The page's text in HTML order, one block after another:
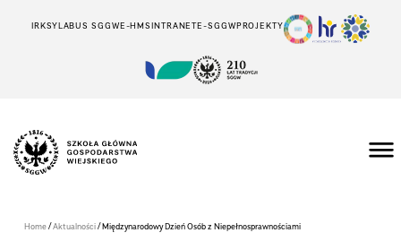
IRKSYLABUS SGGWE-HMSINTRANETE-SGGWPROJEKTY
Home/Aktualności/Międzynarodowy Dzień Osób z Niepełnosprawnościami